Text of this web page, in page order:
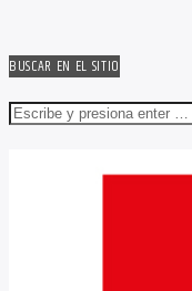
BUSCAR EN EL SITIO